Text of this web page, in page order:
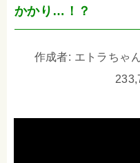
かかり…！？
作成者: エトラちゃ